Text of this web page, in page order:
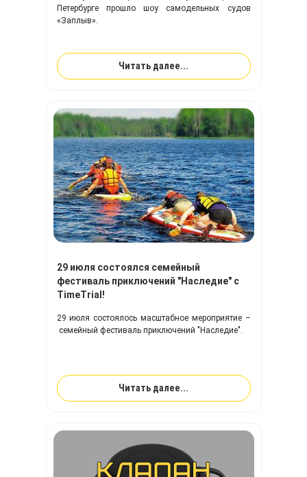
Петербурге прошло шоу самодельных судов
«Заплыв».
Читать далее...
29 июля состоялся семейный
фестиваль приключений "Наследие" с
TimeTrial!
29 июля состоялось масштабное мероприятие –
семейный фестиваль приключений "Наследие".
Читать далее...